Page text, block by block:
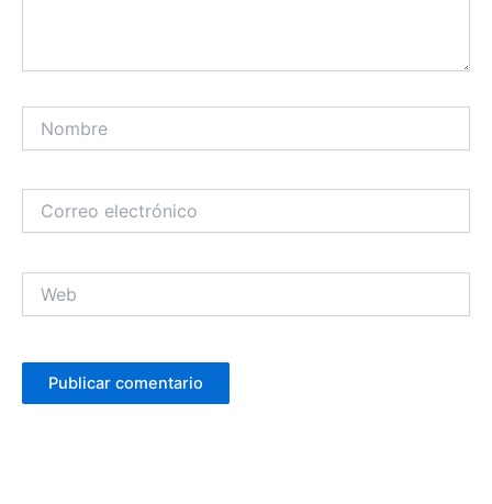
electrónico